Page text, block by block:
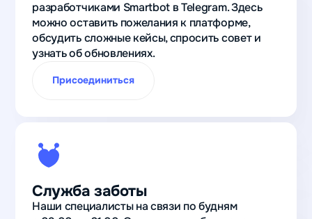
разработчиками Smartbot в Telegram. Здесь
можно оставить пожелания к платформе,
обсудить сложные кейсы, спросить совет и
узнать об обновлениях.
Присоединиться
Служба заботы
Наши специалисты на связи по будням